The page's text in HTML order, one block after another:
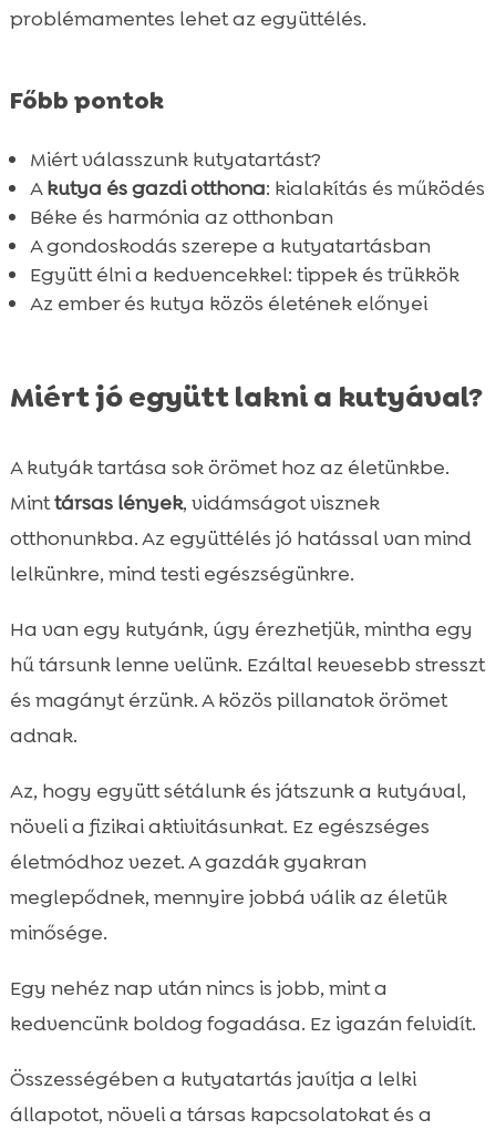
 Tréning és mentális stimuláció
Összefoglaló
 FAQ
problémamentes lehet az együttélés.
Főbb pontok
Miért válasszunk kutyatartást?
Akutya és gazdi otthona: kialakítás és működés
Béke és harmónia az otthonban
A gondoskodás szerepe a kutyatartásban
Együtt élni a kedvencekkel: tippek és trükkök
Az ember és kutya közös életének előnyei
Miért jó együtt lakni a kutyával?
A kutyák tartása sok örömet hoz az életünkbe.
Minttársas lények, vidámságot visznek
otthonunkba. Az együttélés jó hatással van mind
lelkünkre, mind testi egészségünkre.
Ha van egy kutyánk, úgy érezhetjük, mintha egy
hű társunk lenne velünk. Ezáltal kevesebb stresszt
és magányt érzünk. A közös pillanatok örömet
adnak.
Az, hogy együtt sétálunk és játszunk a kutyával,
növeli a fizikai aktivitásunkat. Ez egészséges
életmódhoz vezet. A gazdák gyakran
meglepődnek, mennyire jobbá válik az életük
minősége.
Egy nehéz nap után nincs is jobb, mint a
kedvencünk boldog fogadása. Ez igazán felvidít.
Összességében a kutyatartás javítja a lelki
állapotot, növeli a társas kapcsolatokat és a